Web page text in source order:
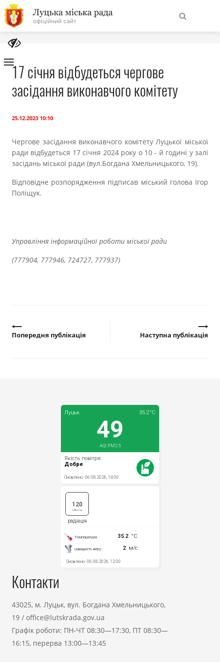
На
головну
НавігаціяПро місто
Міська рада
Документи
17 січня відбудеться чергове
засідання виконавчого комітету
25.12.2023 10:10
Чергове засідання виконавчого комітету Луцької міської
ради відбудеться 17 січня 2024 року о 10 - й годині у залі
засідань міської ради (вул.Богдана Хмельницького, 19).
Відповідне розпорядження підписав міський голова Ігор
Поліщук.
Управління інформаційної роботи міської ради
(777904, 777946, 724727, 777937)
Попередня публікація Наступна публікація
Контакти
43025, м. Луцьк, вул. Богдана Хмельницького,
19 / office@lutskrada.gov.ua
Графік роботи: ПН-ЧТ 08:30—17:30, ПТ 08:30—
16:15, перерва 13:00—13:45